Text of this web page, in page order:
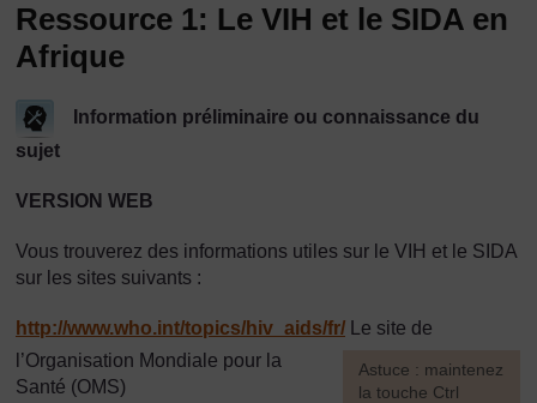
Ressource 1: Le VIH et le SIDA en
Afrique
Information préliminaire ou connaissance du
sujet
VERSION WEB
Vous trouverez des informations utiles sur le VIH et le SIDA
sur les sites suivants :
http://www.who.int/topics/hiv_aids/fr/
[Astuce : maintenez
la touche Ctrl
Le site de
l’Organisation Mondiale pour la
Santé (OMS)